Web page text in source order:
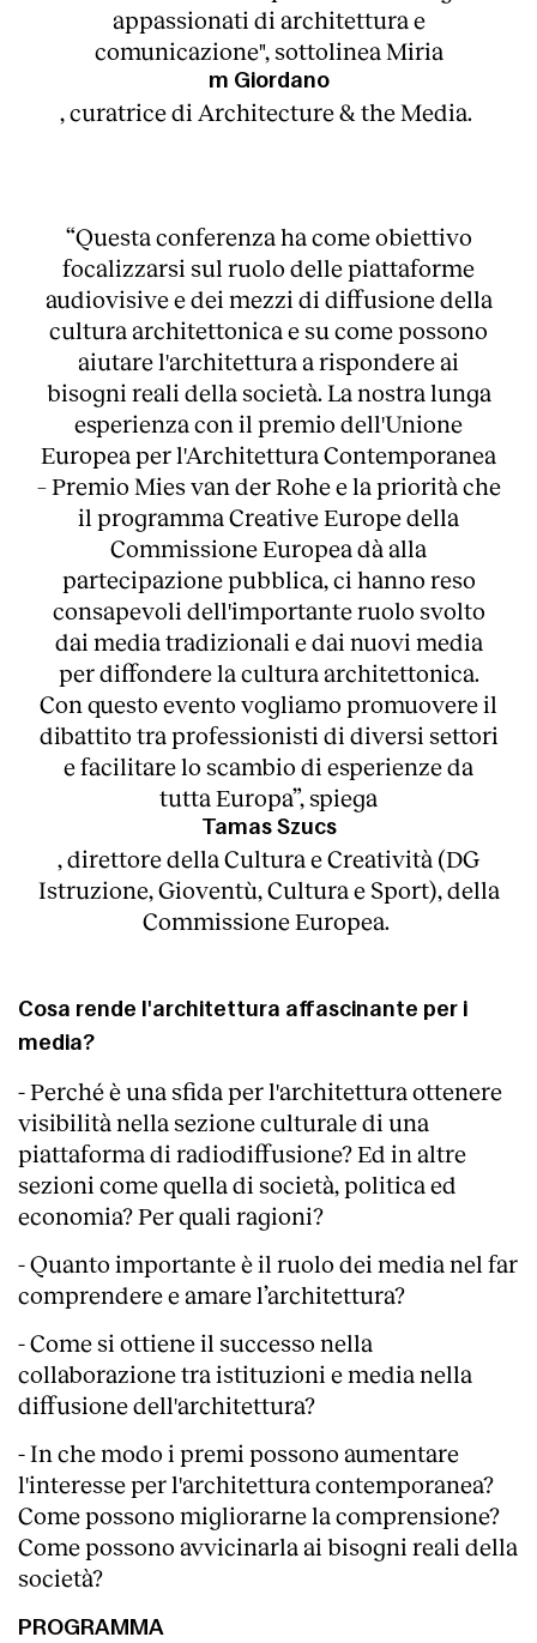
Servizi
appassionati di architettura e
comunicazione", sottolinea Miria
m Giordano
, curatrice di Architecture & the Media.
“Questa conferenza ha come obiettivo
focalizzarsi sul ruolo delle piattaforme
audiovisive e dei mezzi di diffusione della
cultura architettonica e su come possono
aiutare l'architettura a rispondere ai
bisogni reali della società. La nostra lunga
esperienza con il premio dell'Unione
Europea per l'Architettura Contemporanea
– Premio Mies van der Rohe e la priorità che
il programma Creative Europe della
Commissione Europea dà alla
partecipazione pubblica, ci hanno reso
consapevoli dell'importante ruolo svolto
dai media tradizionali e dai nuovi media
per diffondere la cultura architettonica.
Con questo evento vogliamo promuovere il
dibattito tra professionisti di diversi settori
e facilitare lo scambio di esperienze da
tutta Europa”, spiega
Tamas Szucs
, direttore della Cultura e Creatività (DG
Istruzione, Gioventù, Cultura e Sport), della
Commissione Europea.
Cosa rende l'architettura affascinante per i
media?
- Perché è una sfida per l'architettura ottenere
visibilità nella sezione culturale di una
piattaforma di radiodiffusione? Ed in altre
sezioni come quella di società, politica ed
economia? Per quali ragioni?
- Quanto importante è il ruolo dei media nel far
comprendere e amare l’architettura?
- Come si ottiene il successo nella
collaborazione tra istituzioni e media nella
diffusione dell'architettura?
- In che modo i premi possono aumentare
l'interesse per l'architettura contemporanea?
Come possono migliorarne la comprensione?
Come possono avvicinarla ai bisogni reali della
società?
PROGRAMMA